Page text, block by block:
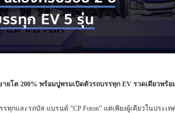
โต 200% พร้อมปูพรมเปิดตัวรถบรรทุก EV รวดเดียวพร้อ
และรถบัส แบรนด์ “CP Foton” แต่เพียงผู้เดียวในประเท